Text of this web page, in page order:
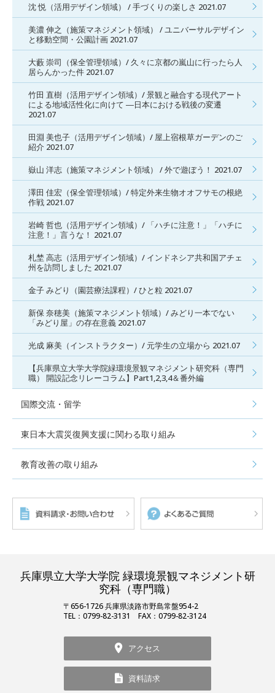
沈 悦（活用デザイン領域） / 手づくりの楽しさ 2021.07
美濃 伸之（施策マネジメント領域） / ユニバーサルデザイン
と移動空間・公園計画 2021.07
大藪 崇司（保全管理領域）/ 久々に京都の嵐山に行ったら人
居らんかった件 2021.07
竹田 直樹（活用デザイン領域）/ 景観と融合する現代アート
による地域活性化に向けて ―日本における戦後の変遷
2021.07
田淵 美也子（活用デザイン領域）/ 屋上宿根草ガーデンのご
紹介 2021.07
嶽山 洋志（施策マネジメント領域） / 外で遊ぼう！ 2021.07
澤田 佳宏（保全管理領域）/ 特定外来生物オオフサモの根絶
作戦 2021.07
岩崎 哲也（活用デザイン領域）/ 「ハチに注意！」「ハチに
注意！」言うな！ 2021.07
札埜 高志（活用デザイン領域）/ インドネシア共和国アチェ
州を訪問しました 2021.07
金子 みどり（園芸療法課程）/ ひと粒 2021.07
新保 奈穂美（施策マネジメント領域）/ みどり一本でない
「みどり屋」の存在意義 2021.07
光成 麻美（インストラクター）/ 元学生の立場から 2021.07
【兵庫県立大学大学院緑環境景観マネジメント研究科（専門
職） 開設記念リレーコラム】Part1,2,3,4＆番外編
国際交流・留学
東日本大震災復興支援に関わる取り組み
教育改善の取り組み
兵庫県立大学大学院 緑環境景観マネジメント研
究科（専門職）
〒656-1726 兵庫県淡路市野島常盤954-2
TEL：0799-82-3131 FAX：0799-82-3124
アクセス
資料請求